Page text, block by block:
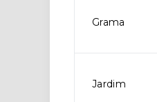
Grama
Jardim